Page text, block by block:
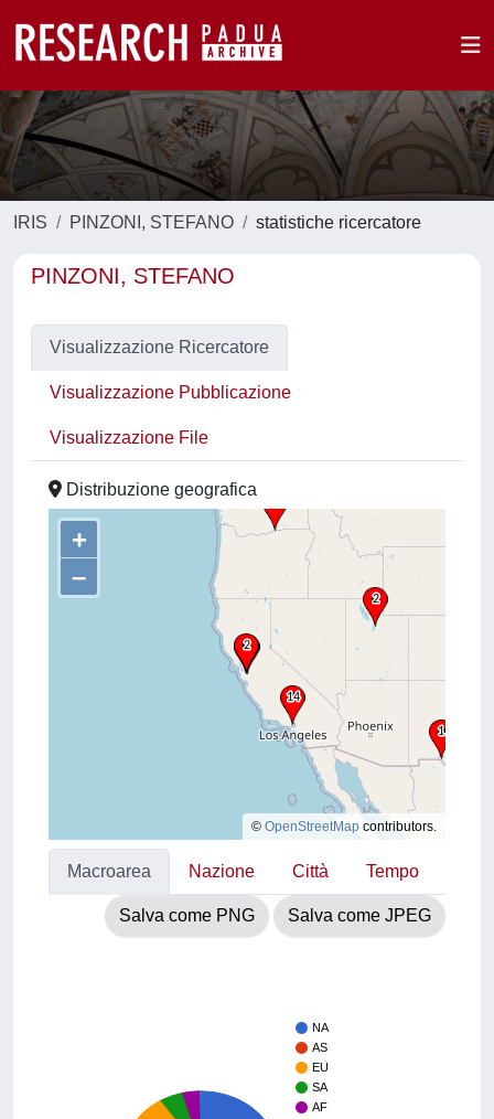
IRIS PINZONI, STEFANO statistiche ricercatore
PINZONI, STEFANO
Visualizzazione Ricercatore
Visualizzazione Pubblicazione
Visualizzazione File
Distribuzione geografica
+
–
© OpenStreetMap contributors.
Macroarea Nazione Città Tempo
Salva come PNG Salva come JPEG
NA
AS
EU
SA
AF